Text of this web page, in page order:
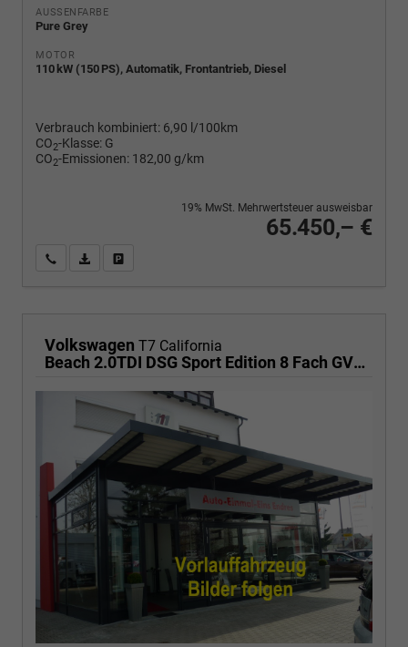
AUSSENFARBE
Pure Grey
MOTOR
110 kW (150 PS), Automatik, Frontantrieb, Diesel
Verbrauch kombiniert: 6,90 l/100km
CO2-Klasse: G
CO2-Emissionen: 182,00 g/km
65.450,– €
19% MwSt. Mehrwertsteuer ausweisbar
Wir rufen Sie anPDF-Fahrzeugexposé drucken
Volkswagen T7 California
Beach 2.0TDI DSG Sport Edition 8 Fach GV5 Elegance+